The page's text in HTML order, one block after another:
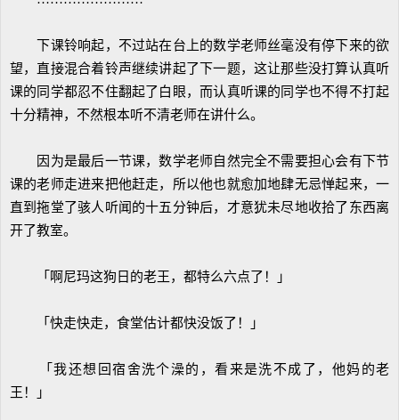
下课铃响起，不过站在台上的数学老师丝毫没有停下来的欲
望，直接混合着铃声继续讲起了下一题，这让那些没打算认真听
课的同学都忍不住翻起了白眼，而认真听课的同学也不得不打起
十分精神，不然根本听不清老师在讲什么。
因为是最后一节课，数学老师自然完全不需要担心会有下节
课的老师走进来把他赶走，所以他也就愈加地肆无忌惮起来，一
直到拖堂了骇人听闻的十五分钟后，才意犹未尽地收拾了东西离
开了教室。
「啊尼玛这狗日的老王，都特么六点了！」
「快走快走，食堂估计都快没饭了！」
「我还想回宿舍洗个澡的，看来是洗不成了，他妈的老
王！」